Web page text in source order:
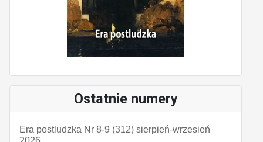
Ostatnie numery
Era postludzka Nr 8-9 (312) sierpień-wrzesień